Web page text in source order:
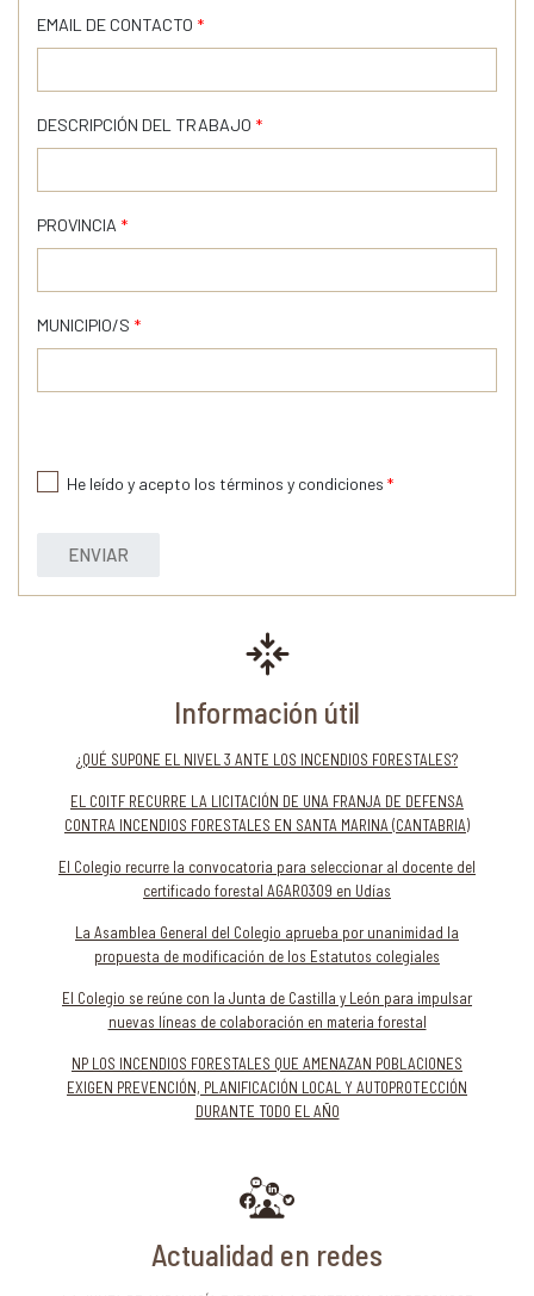
EMAIL DE CONTACTO *
DESCRIPCIÓN DEL TRABAJO *
PROVINCIA *
MUNICIPIO/S *
He leído y acepto los términos y condiciones *
ENVIAR
Información útil
¿QUÉ SUPONE EL NIVEL 3 ANTE LOS INCENDIOS FORESTALES?
EL COITF RECURRE LA LICITACIÓN DE UNA FRANJA DE DEFENSA
CONTRA INCENDIOS FORESTALES EN SANTA MARINA (CANTABRIA)
El Colegio recurre la convocatoria para seleccionar al docente del
certificado forestal AGAR0309 en Udías
La Asamblea General del Colegio aprueba por unanimidad la
propuesta de modificación de los Estatutos colegiales
El Colegio se reúne con la Junta de Castilla y León para impulsar
nuevas líneas de colaboración en materia forestal
NP LOS INCENDIOS FORESTALES QUE AMENAZAN POBLACIONES
EXIGEN PREVENCIÓN, PLANIFICACIÓN LOCAL Y AUTOPROTECCIÓN
DURANTE TODO EL AÑO
Actualidad en redes